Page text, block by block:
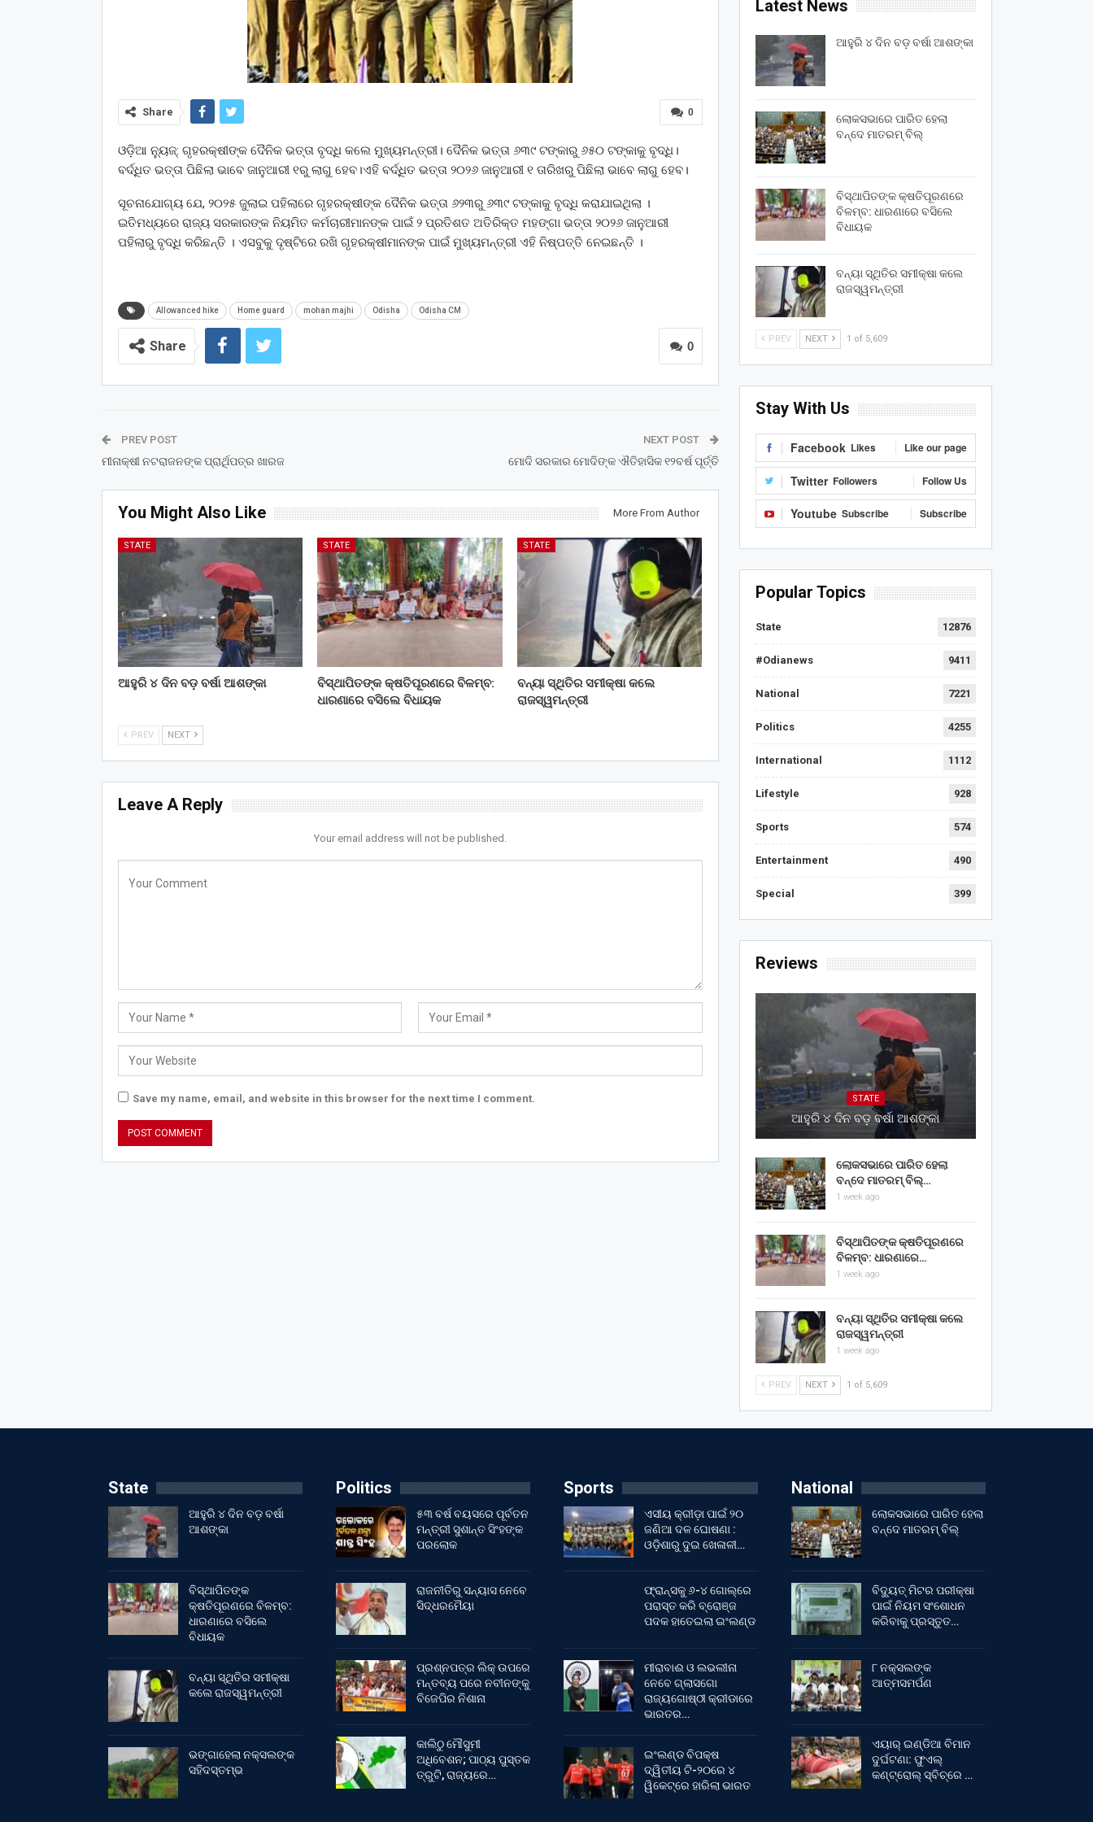
0
Share
ଓଡ଼ିଆ ନ୍ୟୁଜ୍: ଗୃହରକ୍ଷୀଙ୍କ ଦୈନିକ ଭତ୍ତା ବୃଦ୍ଧି କଲେ ମୁଖ୍ୟମନ୍ତ୍ରୀ। ଦୈନିକ ଭତ୍ତା ୬୩୯ ଟଙ୍କାରୁ ୬୫୦ ଟଙ୍କାକୁ ବୃଦ୍ଧି।
ବର୍ଦ୍ଧିତ ଭତ୍ତା ପିଛିଲା ଭାବେ ଜାନୁଆରୀ ୧ରୁ ଲାଗୁ ହେବ।ଏହି ବର୍ଦ୍ଧିତ ଭତ୍ତା ୨୦୨୬ ଜାନୁଆରୀ ୧ ତାରିଖରୁ ପିଛିଲା ଭାବେ ଲାଗୁ ହେବ।
ସୂଚନାଯୋଗ୍ୟ ଯେ, ୨୦୨୫ ଜୁଲାଇ ପହିଲାରେ ଗୃହରକ୍ଷୀଙ୍କ ଦୈନିକ ଭତ୍ତା ୬୨୩ରୁ ୬୩୯ ଟଙ୍କାକୁ ବୃଦ୍ଧି କରାଯାଇଥିଲା ।
ଇତିମଧ୍ୟରେ ରାଜ୍ୟ ସରକାରଙ୍କ ନିୟମିତ କର୍ମଚାରୀମାନଙ୍କ ପାଇଁ ୨ ପ୍ରତିଶତ ଅତିରିକ୍ତ ମହଙ୍ଗା ଭତ୍ତା ୨୦୨୬ ଜାନୁଆରୀ
ପହିଲାରୁ ବୃଦ୍ଧି କରିଛନ୍ତି । ଏସବୁକୁ ଦୃଷ୍ଟିରେ ରଖି ଗୃହରକ୍ଷୀମାନଙ୍କ ପାଇଁ ମୁଖ୍ୟମନ୍ତ୍ରୀ ଏହି ନିଷ୍ପତ୍ତି ନେଇଛନ୍ତି ।
Allowanced hike Home guard mohan majhi Odisha Odisha CM
0
Share
PREV POST
ମୀନାକ୍ଷୀ ନଟରାଜନଙ୍କ ପ୍ରାର୍ଥିପତ୍ର ଖାରଜ
NEXT POST
ମୋଦି ସରକାର ମୋଦିଙ୍କ ଐତିହାସିକ ୧୨ବର୍ଷ ପୂର୍ତ୍ତି
You Might Also Like More From Author
STATE
ଆହୁରି ୪ ଦିନ ବଡ଼ ବର୍ଷା ଆଶଙ୍କା
STATE
ବିସ୍ଥାପିତଙ୍କ କ୍ଷତିପୂରଣରେ ବିଳମ୍ବ:
ଧାରଣାରେ ବସିଲେ ବିଧାୟକ
STATE
ବନ୍ୟା ସ୍ଥିତିର ସମୀକ୍ଷା କଲେ
ରାଜସ୍ୱମନ୍ତ୍ରୀ
PREV NEXT
Leave A Reply
Your email address will not be published.
Save my name, email, and website in this browser for the next time I comment.
Latest News
ଆହୁରି ୪ ଦିନ ବଡ଼ ବର୍ଷା ଆଶଙ୍କା
ଲୋକସଭାରେ ପାରିତ ହେଲା
ବନ୍ଦେ ମାତରମ୍‌ ବିଲ୍‌
ବିସ୍ଥାପିତଙ୍କ କ୍ଷତିପୂରଣରେ
ବିଳମ୍ବ: ଧାରଣାରେ ବସିଲେ
ବିଧାୟକ
ବନ୍ୟା ସ୍ଥିତିର ସମୀକ୍ଷା କଲେ
ରାଜସ୍ୱମନ୍ତ୍ରୀ
PREV NEXT 1 of 5,609
Stay With Us
Facebook Likes Like our page
Twitter Followers Follow Us
Youtube Subscribe Subscribe
Popular Topics
State 12876
#Odianews 9411
National 7221
Politics 4255
International 1112
Lifestyle 928
Sports 574
Entertainment 490
Special 399
Reviews
STATE
ଆହୁରି ୪ ଦିନ ବଡ଼ ବର୍ଷା ଆଶଙ୍କା
ଲୋକସଭାରେ ପାରିତ ହେଲା
ବନ୍ଦେ ମାତରମ୍‌ ବିଲ୍‌…
1 week ago
ବିସ୍ଥାପିତଙ୍କ କ୍ଷତିପୂରଣରେ
ବିଳମ୍ବ: ଧାରଣାରେ…
1 week ago
ବନ୍ୟା ସ୍ଥିତିର ସମୀକ୍ଷା କଲେ
ରାଜସ୍ୱମନ୍ତ୍ରୀ
1 week ago
PREV NEXT 1 of 5,609
State
ଆହୁରି ୪ ଦିନ ବଡ଼ ବର୍ଷା
ଆଶଙ୍କା
ବିସ୍ଥାପିତଙ୍କ
କ୍ଷତିପୂରଣରେ ବିଳମ୍ବ:
ଧାରଣାରେ ବସିଲେ
ବିଧାୟକ
ବନ୍ୟା ସ୍ଥିତିର ସମୀକ୍ଷା
କଲେ ରାଜସ୍ୱମନ୍ତ୍ରୀ
ଭଙ୍ଗାହେଲା ନକ୍ସଲଙ୍କ
ସହିଦସ୍ତମ୍ଭ
Politics
୫୩ ବର୍ଷ ବୟସରେ ପୂର୍ବତନ
ମନ୍ତ୍ରୀ ସୁଶାନ୍ତ ସିଂହଙ୍କ
ପରଲୋକ
ରାଜନୀତିରୁ ସନ୍ୟାସ ନେବେ
ସିଦ୍ଧରମୈୟା
ପ୍ରଶ୍ନପତ୍ର ଲିକ୍ ଉପରେ
ମନ୍ତବ୍ୟ ପରେ ନବୀନଙ୍କୁ
ବିଜେପିର ନିଶାନା
କାଲିଠୁ ମୌସୁମୀ
ଅଧିବେଶନ; ପାଠ୍ୟ ପୁସ୍ତକ
ତ୍ରୁଟି, ରାଜ୍ୟରେ…
Sports
ଏସୀୟ କ୍ରୀଡ଼ା ପାଇଁ ୨୦
ଜଣିଆ ଦଳ ଘୋଷଣା :
ଓଡ଼ିଶାରୁ ଦୁଇ ଖେଳାଳୀ…
ଫ୍ରାନ୍ସକୁ ୬-୪ ଗୋଲ୍‌ରେ
ପରାସ୍ତ କରି ବ୍ରୋଞ୍ଜ
ପଦକ ହାତେଇଲା ଇଂଲଣ୍ଡ
ମୀରାବାଈ ଓ ଲଭଲୀନା
ନେବେ ଗ୍ଲାସଗୋ
ରାଜ୍ୟଗୋଷ୍ଠୀ କ୍ରୀଡାରେ
ଭାରତର…
ଇଂଲଣ୍ଡ ବିପକ୍ଷ
ଦ୍ୱିତୀୟ ଟି-୨୦ରେ ୪
ୱିକେଟ୍‌ରେ ହାରିଲା ଭାରତ
National
ଲୋକସଭାରେ ପାରିତ ହେଲା
ବନ୍ଦେ ମାତରମ୍‌ ବିଲ୍‌
ବିଦ୍ୟୁତ୍ ମିଟର ପରୀକ୍ଷା
ପାଇଁ ନିୟମ ସଂଶୋଧନ
କରିବାକୁ ପ୍ରସ୍ତୁତ…
୮ ନକ୍ସଲଙ୍କ
ଆତ୍ମସମର୍ପଣ
ଏୟାର୍ ଇଣ୍ଡିଆ ବିମାନ
ଦୁର୍ଘଟଣା: ଫୁଏଲ୍‌
କଣ୍ଟ୍ରୋଲ୍‌ ସ୍ବିଚ୍‌ରେ …